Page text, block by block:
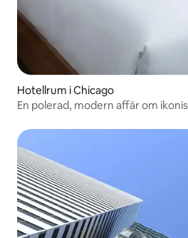
Hotellrum i Chicago
En polerad, modern affär om